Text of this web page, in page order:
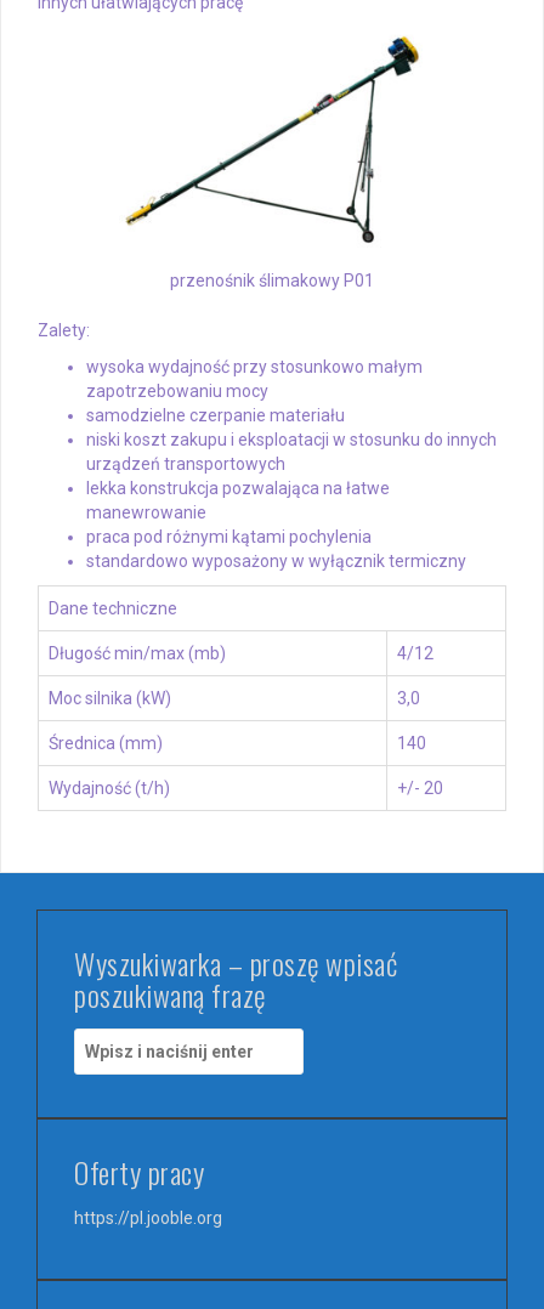
przenośnik ślimakowy P01
Zalety:
wysoka wydajność przy stosunkowo małym
zapotrzebowaniu mocy
samodzielne czerpanie materiału
niski koszt zakupu i eksploatacji w stosunku do innych
urządzeń transportowych
lekka konstrukcja pozwalająca na łatwe
manewrowanie
praca pod różnymi kątami pochylenia
standardowo wyposażony w wyłącznik termiczny
Dane techniczne
Długość min/max (mb) 4/12
Moc silnika (kW) 3,0
Średnica (mm) 140
Wydajność (t/h) +/- 20
Wyszukiwarka – proszę wpisać
poszukiwaną frazę
k
j
:Oferty pracy
https://pl.jooble.org